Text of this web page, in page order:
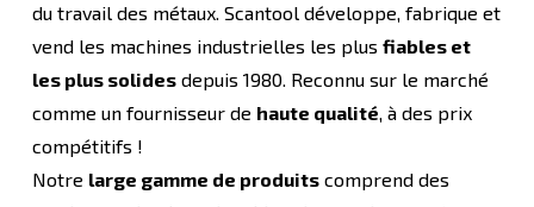
du travail des métaux. Scantool développe, fabrique et
vend les machines industrielles les plus fiables et
les plus solidesdepuis 1980. Reconnu sur le marché
comme un fournisseur de haute qualité, à des prix
compétitifs !
Notre large gamme de produitscomprend des